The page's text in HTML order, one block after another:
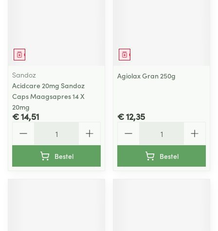
Geneesmiddel
Sandoz
Acidcare 20mg Sandoz
Caps Maagsapres 14 X
20mg
€ 14,51
Bestel
Geneesmiddel
Agiolax Gran 250g
€ 12,35
Bestel